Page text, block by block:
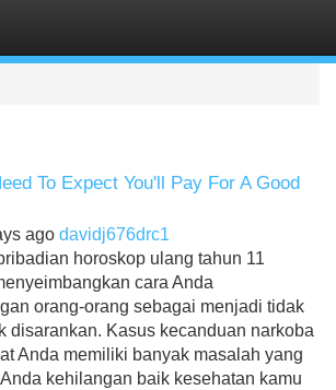
To Expect You'll Pay For A Good
ago davidj676drc1
horoskop ulang tahun 11
cara Anda
orang-orang sebagai menjadi tidak
disarankan. Kasus kecanduan narkoba
Anda memiliki banyak masalah yang
kehilangan baik kesehatan kamu